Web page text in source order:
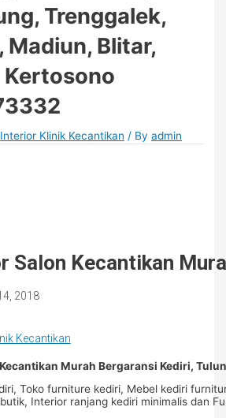
Trenggalek,
Madiun, Blitar,
Interior Klinik Kecantikan / Byadmin
Salon Kecantikan
2018
Kecantikan
Murah Bergaransi Kediri,
Toko furniture kediri, Mebel kediri
Interior ranjang kediri minimalis dan